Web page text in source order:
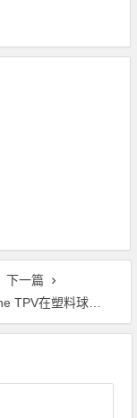
下一篇
在塑料球阀中的应用